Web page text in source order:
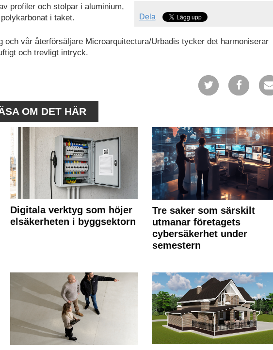
Dela
profiler och stolpar i aluminium,
i taket.
och vår återförsäljare Microarquitectura/Urbadis tycker det harmoniserar
och trevligt intryck.
OM DET HÄR
Digitala verktyg som höjer
elsäkerheten i byggsektorn
Tre saker som särskilt
utmanar företagets
cybersäkerhet under
semestern